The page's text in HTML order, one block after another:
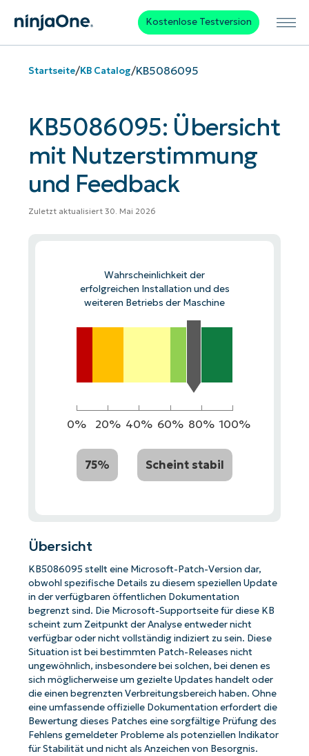
Kostenlose Testversion
Startseite/KB Catalog/KB5086095
KB5086095: Übersicht
mit Nutzerstimmung
und Feedback
Zuletzt aktualisiert 30. Mai 2026
Wahrscheinlichkeit der
erfolgreichen Installation und des
weiteren Betriebs der Maschine
0% 20% 40% 60% 80% 100%
75% Scheint stabil
Übersicht
KB5086095 stellt eine Microsoft-Patch-Version dar,
obwohl spezifische Details zu diesem speziellen Update
in der verfügbaren öffentlichen Dokumentation
begrenzt sind. Die Microsoft-Supportseite für diese KB
scheint zum Zeitpunkt der Analyse entweder nicht
verfügbar oder nicht vollständig indiziert zu sein. Diese
Situation ist bei bestimmten Patch-Releases nicht
ungewöhnlich, insbesondere bei solchen, bei denen es
sich möglicherweise um gezielte Updates handelt oder
die einen begrenzten Verbreitungsbereich haben. Ohne
eine umfassende offizielle Dokumentation erfordert die
Bewertung dieses Patches eine sorgfältige Prüfung des
Fehlens gemeldeter Probleme als potenziellen Indikator
für Stabilität und nicht als Anzeichen von Besorgnis.